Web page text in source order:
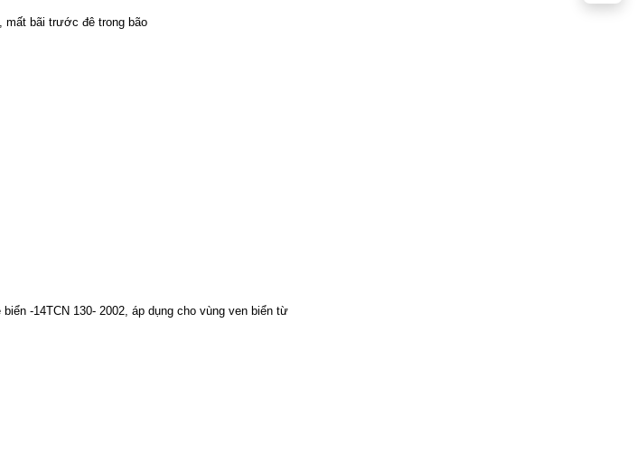
mất bãi trước đê trong bão
-14TCN 130- 2002, áp dụng cho vùng ven biển từ